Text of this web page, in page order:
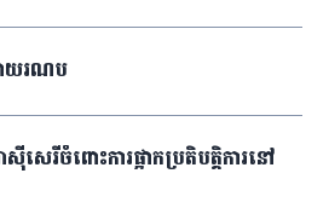
ាយ​រណប
សេរី​ចំពោះ​ការ​​ផ្អាក​​ប្រតិបត្តិការ​នៅ​